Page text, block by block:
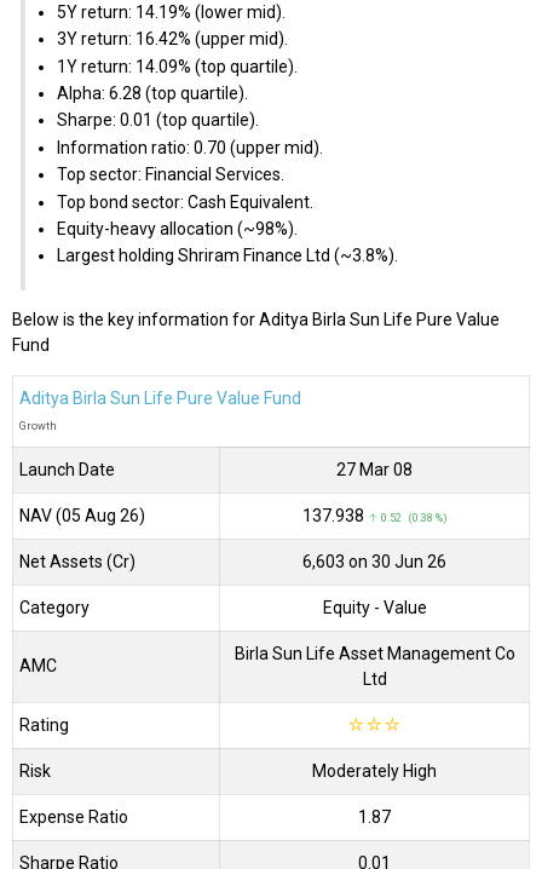
5Y return: 14.19% (lower mid).
3Y return: 16.42% (upper mid).
1Y return: 14.09% (top quartile).
Alpha: 6.28 (top quartile).
Sharpe: 0.01 (top quartile).
Information ratio: 0.70 (upper mid).
Top sector: Financial Services.
Top bond sector: Cash Equivalent.
Equity-heavy allocation (~98%).
Largest holding Shriram Finance Ltd (~3.8%).
Below is the key information for Aditya Birla Sun Life Pure Value
Fund
Aditya Birla Sun Life Pure Value Fund
Growth
Launch Date 27 Mar 08
NAV (05 Aug 26) ₹137.938 ↑ 0.52 (0.38 %)
Net Assets (Cr) ₹6,603 on 30 Jun 26
Category Equity - Value
AMC
Birla Sun Life Asset Management Co
Ltd
Rating ☆☆☆
Risk Moderately High
Expense Ratio 1.87
Sharpe Ratio 0.01